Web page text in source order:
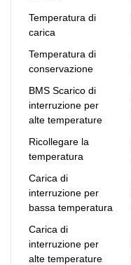
Temperatura di
carica
Temperatura di
conservazione
BMS Scarico di
interruzione per
alte temperature
Ricollegare la
temperatura
Carica di
interruzione per
bassa temperatura
Carica di
interruzione per
alte temperature